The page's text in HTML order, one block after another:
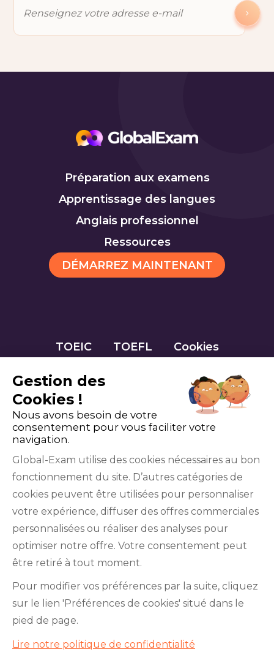
Préparation aux examens
Apprentissage des langues
Anglais professionnel
Ressources
DÉMARREZ MAINTENANT
TOEIC TOEFL Cookies
YouTube
institutions qui gèrent les examens officiels du
BRIGHT English, de l’IELTS, du TOEFL ITP®, des
Cambridge B2 First et C1 Advanced, du TOEIC
Gestion des
Cookies !
Nous avons besoin de votre
consentement pour vous faciliter votre
navigation.
Global-Exam utilise des cookies nécessaires au bon
fonctionnement du site. D’autres catégories de
cookies peuvent être utilisées pour personnaliser
votre expérience, diffuser des offres commerciales
personnalisées ou réaliser des analyses pour
optimiser notre offre. Votre consentement peut
être retiré à tout moment.
Pour modifier vos préférences par la suite, cliquez
sur le lien 'Préférences de cookies' situé dans le
pied de page.
Lire notre politique de confidentialité